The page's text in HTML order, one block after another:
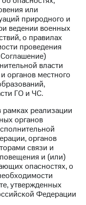
или
природного и
ведении военных
о правилах
проведения
власти
органов местного
ГО и ЧС.
реализации
органов
органов
связи и
и (или)
опасностях, о
утвержденных
Федерации